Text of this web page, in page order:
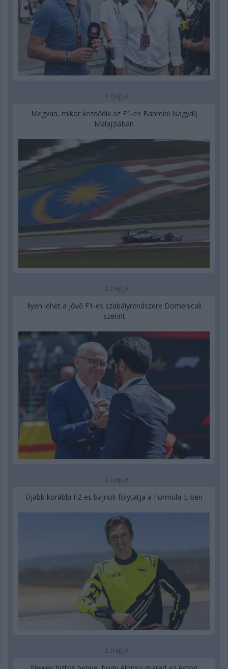
1 napja
Megvan, mikor kezdődik az F1-es Bahreini Nagydíj
Malajziában
2 napja
Ilyen lehet a jövő F1-es szabályrendszere Domenicali
szerint
2 napja
Újabb korábbi F2-es bajnok folytatja a Formula-E-ben
2 napja